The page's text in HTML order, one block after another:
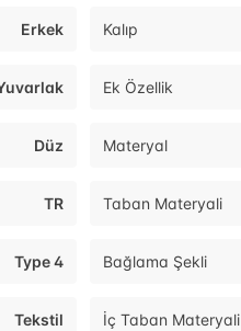
Erkek Kalıp
Ek Özellik
Düz Materyal
TR Taban Materyali
Type 4 Bağlama Şekli
Tekstil İç Taban Materyali